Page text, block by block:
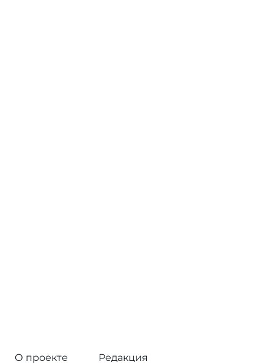
О проекте
Редакция